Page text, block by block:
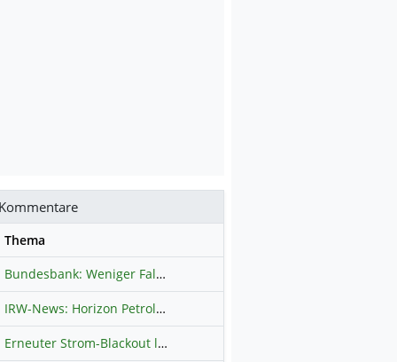
Thema
Bundesbank: Weniger Falschgeld in Deutschland
IRW-News: Horizon Petroleum Ltd. : Horizon Petroleum beginnt mit der Testförderung im Projekt Lachowice in Polen und schließt die Platzierung einer überzeichneten Wandelanleihe ab
Erneuter Strom-Blackout legt ganz Kuba lahm